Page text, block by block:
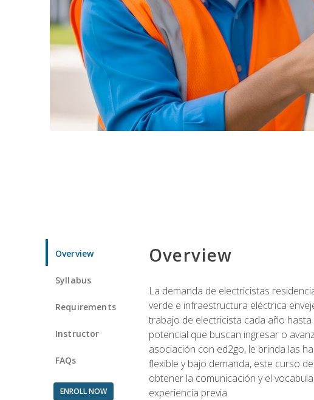
Overview
Syllabus
Requirements
Instructor
FAQs
ENROLL NOW
Overview
La demanda de electricistas
verde e infraestructura eléctrica
trabajo de electricista cada año
potencial que buscan ingresar o
asociación con ed2go, le brinda las
flexible y bajo demanda, este curso
obtener la comunicación y el
experiencia previa.